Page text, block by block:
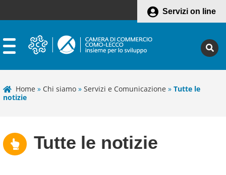
Servizi on line
Home » Chi siamo » Servizi e Comunicazione » Tutte le
notizie
Tutte le notizie